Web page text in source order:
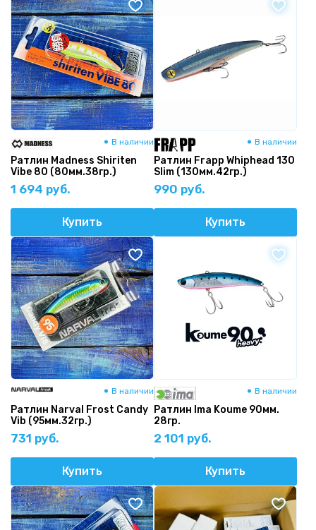
В наличии
Ратлин Madness Shiriten
Vibe 80 (80мм.38гр.)
1 694 руб.
Купить
В наличии
Ратлин Frapp Whiphead 130
Slim (130мм.42гр.)
990 руб.
Купить
В наличии
Ратлин Narval Frost Candy
Vib (95мм.32гр.)
731 руб.
Купить
В наличии
Ратлин Ima Koume 90мм.
28гр.
2 101 руб.
Купить